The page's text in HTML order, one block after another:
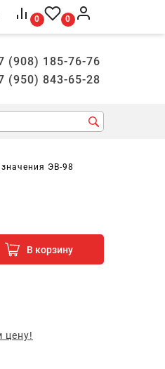
0 0
(908) 185-76-76
(950) 843-65-28
ЭВ-98
В корзину
цену!